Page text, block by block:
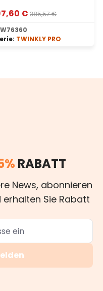
€ 385,57 €
TWINKLY PRO
RABATT
News, abonnieren
erhalten Sie Rabatt